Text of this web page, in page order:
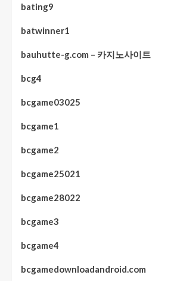
bating9
batwinner1
bauhutte-g.com – 카지노사이트
bcg4
bcgame03025
bcgame1
bcgame2
bcgame25021
bcgame28022
bcgame3
bcgame4
bcgamedownloadandroid.com